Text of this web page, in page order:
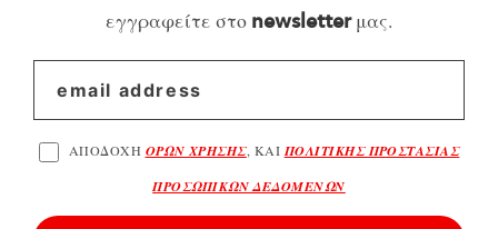
εγγραφείτε στο newsletterμας.
ΑΠΟΔΟΧΗ ΟΡΩΝ ΧΡΗΣΗΣ, ΚΑΙΠΟΛΙΤΙΚΗΣ ΠΡΟΣΤΑΣΙΑΣ
ΠΡΟΣΩΠΙΚΩΝ ΔΕΔΟΜΕΝΩΝ